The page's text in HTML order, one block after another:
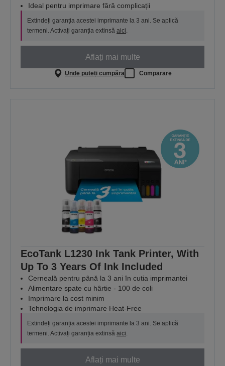
Ideal pentru imprimare fără complicații
Extindeți garanția acestei imprimante la 3 ani. Se aplică
termeni. Activați garanția extinsă aici.
Aflați mai multe
Unde puteți cumpăra Comparare
EcoTank L1230 Ink Tank Printer, With
Up To 3 Years Of Ink Included
Cerneală pentru până la 3 ani în cutia imprimantei
Alimentare spate cu hârtie - 100 de coli
Imprimare la cost minim
Tehnologia de imprimare Heat-Free
Extindeți garanția acestei imprimante la 3 ani. Se aplică
termeni. Activați garanția extinsă aici.
Aflați mai multe